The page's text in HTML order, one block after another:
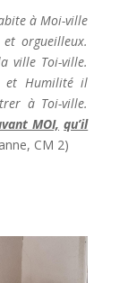
à Moi-ville
orgueilleux.
ville Toi-ville.
et Humilité il
à Toi-ville.
MOI, qu’il
CM 2)